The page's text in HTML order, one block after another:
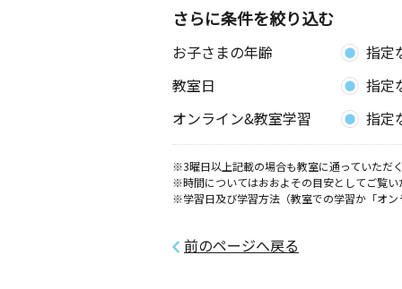
さらに条件を絞り込む
お子さまの年齢 指定
教室日
指定
オンライン&教室学習
指定
※3曜日以上記載の場合も教室に通っていただ
※時間についてはおおよその目安としてご覧い
※学習日及び学習方法（教室での学習か「オン
前のページへ戻る